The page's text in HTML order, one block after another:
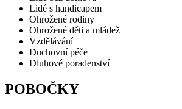
Lidé s handicapem
Ohrožené rodiny
Ohrožené děti a mládež
Vzdělávání
Duchovní péče
Dluhové poradenství
POBOČKY